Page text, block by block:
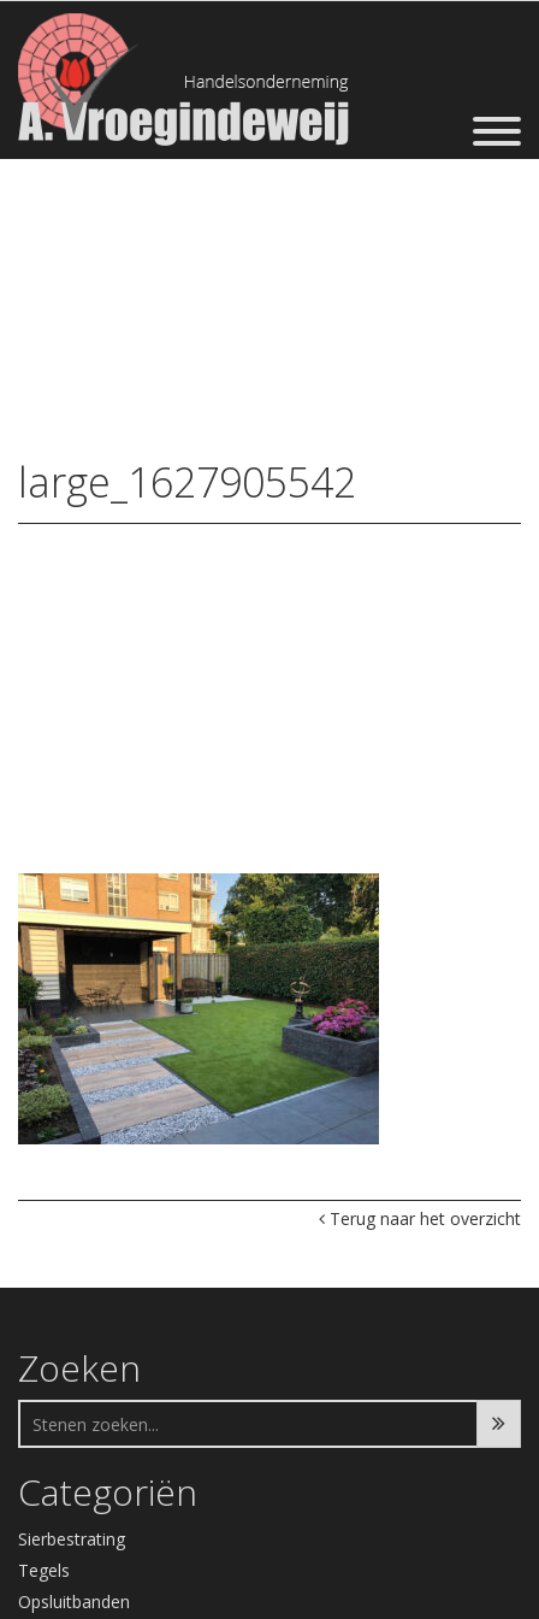
large_1627905542
Terug naar het overzicht
Zoeken
Categoriën
Sierbestrating
Tegels
Opsluitbanden